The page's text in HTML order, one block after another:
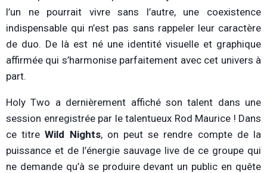
l’un ne pourrait vivre sans l’autre, une coexistence
indispensable qui n’est pas sans rappeler leur caractère
de duo. De là est né une identité visuelle et graphique
affirmée qui s’harmonise parfaitement avec cet univers à
part.
Holy Two a dernièrement affiché son talent dans une
session enregistrée par le talentueux Rod Maurice ! Dans
ce titreWild Nights, on peut se rendre compte de la
puissance et de l’énergie sauvage live de ce groupe qui
ne demande qu’à se produire devant un public en quête